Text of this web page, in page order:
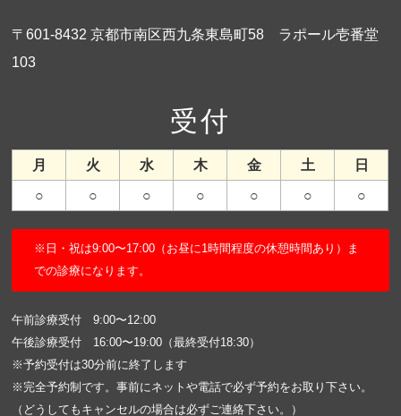
〒601-8432 京都市南区西九条東島町58 ラポール壱番堂
103
受付
月 火 水 木 金 土
日
○
○ ○ ○ ○ ○ ○
※日・祝は9:00〜17:00（お昼に1時間程度の休憩時間あり）ま
での診療になります。
午前診療受付 9:00〜12:00
午後診療受付 16:00〜19:00（最終受付18:30）
※予約受付は30分前に終了します
※完全予約制です。事前にネットや電話で必ず予約をお取り下さい。
（どうしてもキャンセルの場合は必ずご連絡下さい。）